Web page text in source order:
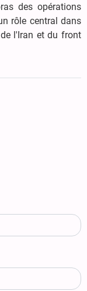
des opérations
rôle central dans
l'Iran et du front